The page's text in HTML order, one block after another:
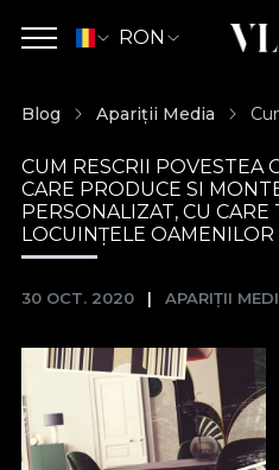
RON
Blog Apariții Media
CUM RESCRII POVESTEA
CARE PRODUCE SI
PERSONALIZAT, CU
LOCUINȚELE OAMENILOR
30 OCT. 2020 APARIȚII